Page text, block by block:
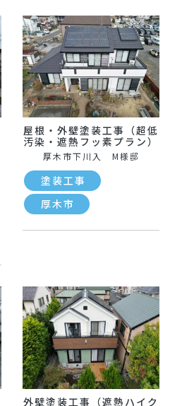
屋根・外壁塗装工事（超低
汚染・遮熱フッ素プラン）
厚木市下川入 M様邸
塗装工事
厚木市
外壁塗装工事（遮熱ハイク